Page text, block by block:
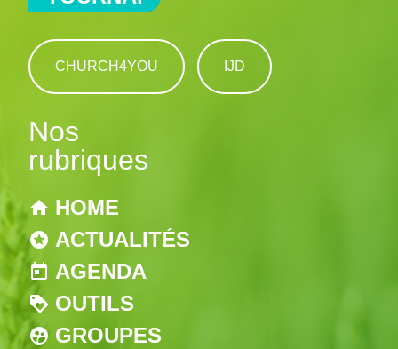
CHURCH4YOU IJD
Nos
rubriques
HOME
ACTUALITÉS
AGENDA
OUTILS
GROUPES